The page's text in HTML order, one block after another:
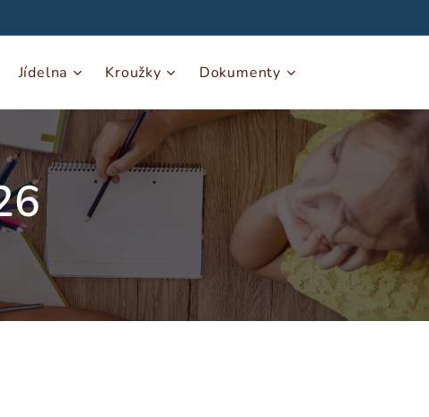
Jídelna Kroužky Dokumenty